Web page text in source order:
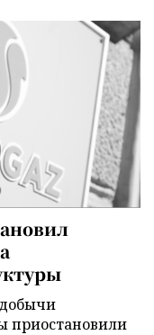
приостановили